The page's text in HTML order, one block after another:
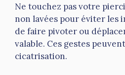
Ne touchez pas votre
non lavées pour éviter les
de faire pivoter ou
valable. Ces gestes
cicatrisation.